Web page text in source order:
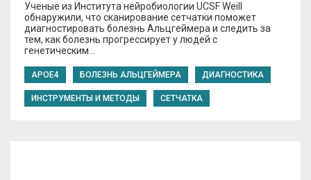
Ученые из Института нейробиологии UCSF Weill
обнаружили, что сканирование сетчатки поможет
диагностировать болезнь Альцгеймера и следить за
тем, как болезнь прогрессирует у людей с
генетическим…
APOE4 БОЛЕЗНЬ АЛЬЦГЕЙМЕРА ДИАГНОСТИКА
ИНСТРУМЕНТЫ И МЕТОДЫ СЕТЧАТКА